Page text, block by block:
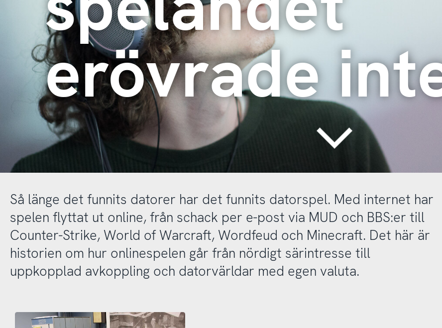
erövrade
Continue
Så länge det funnits datorer har det funnits datorspel. Med internet har
spelen flyttat ut online, från schack per e-post via MUD och BBS:er till
Counter-Strike, World of Warcraft, Wordfeud och Minecraft. Det här är
historien om hur onlinespelen går från nördigt särintresse till
uppkopplad avkoppling och datorvärldar med egen valuta.